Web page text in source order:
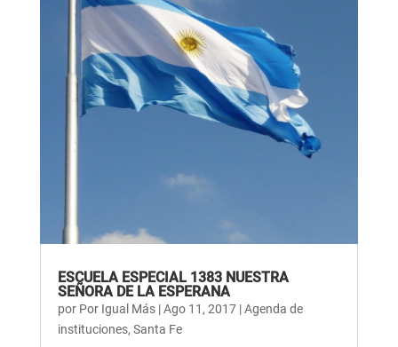
ESCUELA ESPECIAL 1383 NUESTRA
SEÑORA DE LA ESPERANA
por Por Igual Más|Ago 11, 2017|Agenda de
instituciones, Santa Fe